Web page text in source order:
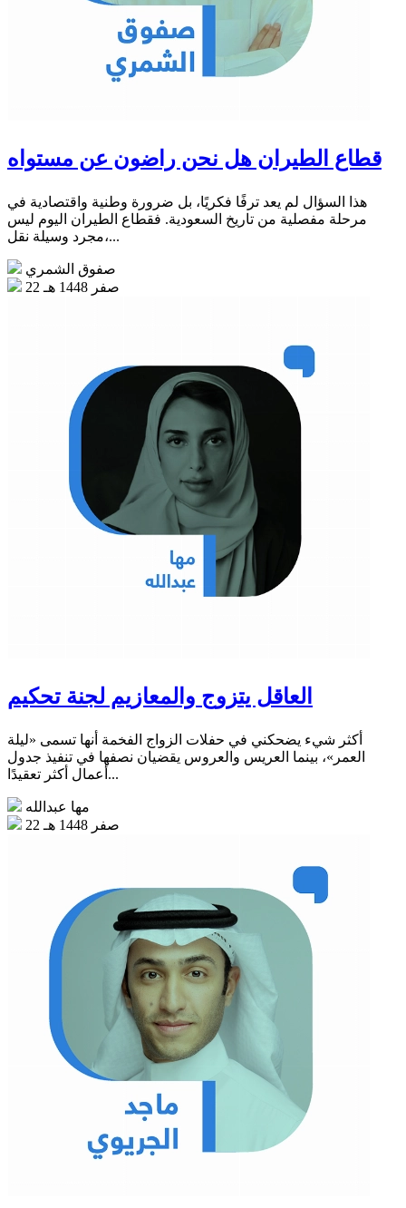
قطاع الطيران هل نحن راضون عن مستواه
هذا السؤال لم يعد ترفًا فكريًا، بل ضرورة وطنية واقتصادية في
مرحلة مفصلية من تاريخ السعودية. فقطاع الطيران اليوم ليس
مجرد وسيلة نقل،...
صفوق الشمري
22 صفر 1448 هـ
العاقل يتزوج والمعازيم لجنة تحكيم
أكثر شيء يضحكني في حفلات الزواج الفخمة أنها تسمى «ليلة
العمر»، بينما العريس والعروس يقضيان نصفها في تنفيذ جدول
أعمال أكثر تعقيدًا...
مها عبدالله
22 صفر 1448 هـ